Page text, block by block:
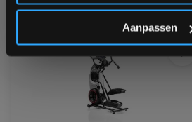
Aanpassen
GERELATEERDE PRODUCTEN
*Verzendkosten vallen